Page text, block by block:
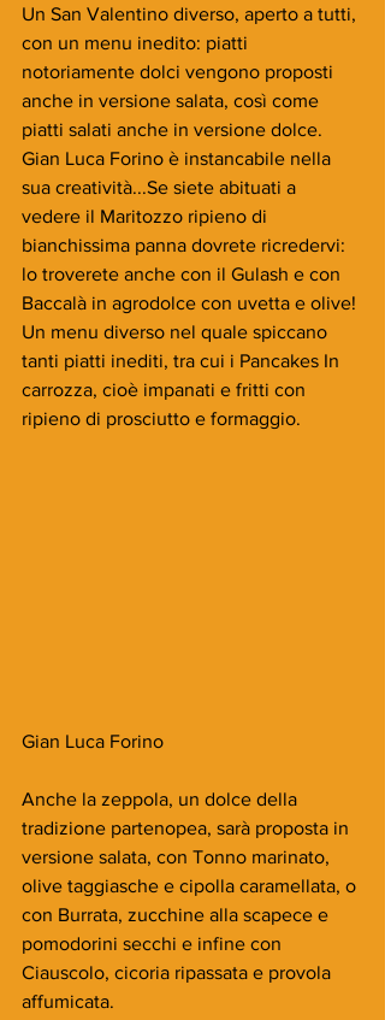
Un San Valentino diverso, aperto a tutti,
con un menu inedito: piatti
notoriamente dolci vengono proposti
anche in versione salata, così come
piatti salati anche in versione dolce.
Gian Luca Forino è instancabile nella
sua creatività...Se siete abituati a
vedere il Maritozzo ripieno di
bianchissima panna dovrete ricredervi:
lo troverete anche con il Gulash e con
Baccalà in agrodolce con uvetta e olive!
Un menu diverso nel quale spiccano
tanti piatti inediti, tra cui i Pancakes In
carrozza, cioè impanati e fritti con
ripieno di prosciutto e formaggio.
Gian Luca Forino
Anche la zeppola, un dolce della
tradizione partenopea, sarà proposta in
versione salata, con Tonno marinato,
olive taggiasche e cipolla caramellata, o
con Burrata, zucchine alla scapece e
pomodorini secchi e infine con
Ciauscolo, cicoria ripassata e provola
affumicata.